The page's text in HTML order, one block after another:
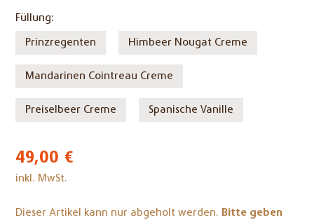
Pflichtfeld
Füllung:
Prinzregenten Himbeer Nougat Creme
Mandarinen Cointreau Creme
Preiselbeer Creme Spanische Vanille
49,00 €
inkl. MwSt.
Dieser Artikel kann nur abgeholt werden. Bitte geben